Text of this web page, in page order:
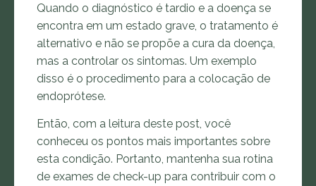
Quando o diagnóstico é tardio e a doença se
encontra em um estado grave, o tratamento é
alternativo e não se propõe a cura da doença,
mas a controlar os sintomas. Um exemplo
disso é o procedimento para a colocação de
endoprótese.
Então, com a leitura deste post, você
conheceu os pontos mais importantes sobre
esta condição. Portanto, mantenha sua rotina
de exames de check-up para contribuir com o